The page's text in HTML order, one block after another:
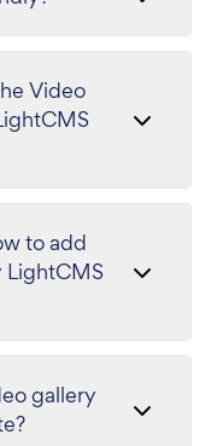
Video
to add
LightCMS
gallery